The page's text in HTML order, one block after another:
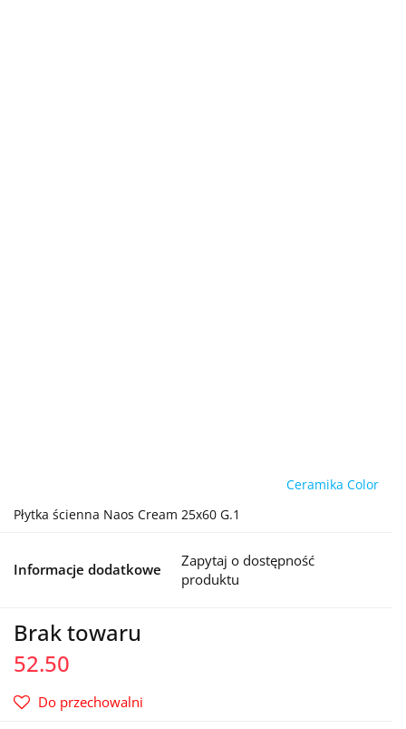
Ceramika Color
Płytka ścienna Naos Cream 25x60 G.1
Informacje dodatkowe
Zapytaj o dostępność
produktu
Brak towaru
52.50
Do przechowalni